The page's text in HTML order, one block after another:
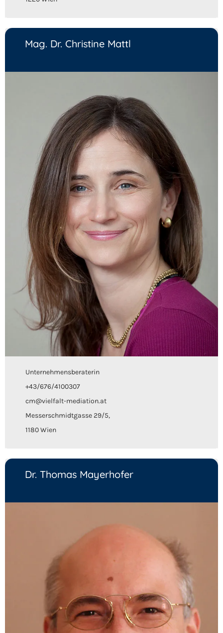
Mag. Dr. Christine Mattl
Unternehmensberaterin
+43/676/4100307
cm@vielfalt-mediation.at
Messerschmidtgasse 29/5,
1180 Wien
Dr. Thomas Mayerhofer